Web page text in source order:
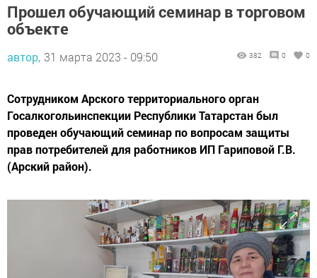
Прошел обучающий семинар в торговом
объекте
автор, 31 марта 2023 - 09:50 382 0 0
Сотрудником Арского территориального орган
Госалкогольинспекции Республики Татарстан был
проведен обучающий семинар по вопросам защиты
прав потребителей для работников ИП Гариповой Г.В.
(Арский район).